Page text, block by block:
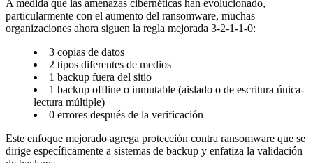
A medida que las amenazas cibernéticas han evolucionado,
particularmente con el aumento del ransomware, muchas
organizaciones ahora siguen la regla mejorada 3-2-1-1-0:
3 copias de datos
2 tipos diferentes de medios
1 backup fuera del sitio
1 backup offline o inmutable (aislado o de escritura única-
lectura múltiple)
0 errores después de la verificación
Este enfoque mejorado agrega protección contra ransomware que se
dirige específicamente a sistemas de backup y enfatiza la validación